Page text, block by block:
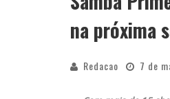
na próxima
Redacao 7 de